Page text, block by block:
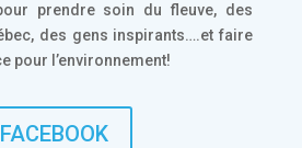
prendre soin du fleuve, des
des gens inspirants….et faire
pour l’environnement!